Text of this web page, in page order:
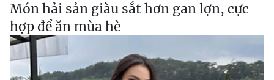
Món hải sản giàu sắt hơn gan lợn, cực
hợp để ăn mùa hè